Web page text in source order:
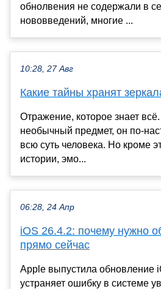
обнолвения не содержали в
нововведений, многие ...
10:28, 27 Авг
Какие тайны хранят
Отражение, которое знает
необычный предмет, он по-
всю суть человека. Но кроме
истории, эмо...
06:28, 24 Апр
iOS 26.4.2: почему нужно
прямо сейчас
Apple выпустила обновление
устраняет ошибку в системе